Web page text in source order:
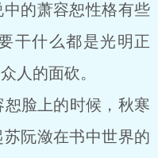
的萧容恕性格有些
干什么都是光明正
人的面砍。
脸上的时候，秋寒
阮潋在书中世界的